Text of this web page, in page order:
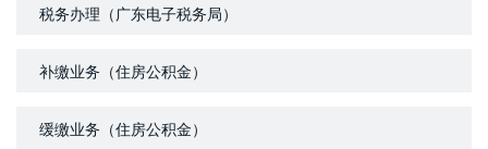
政务公开
政民互动
税务办理（广东电子税务局）
补缴业务（住房公积金）
缓缴业务（住房公积金）